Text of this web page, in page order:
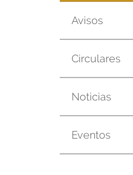
Avisos
Circulares
Noticias
Eventos